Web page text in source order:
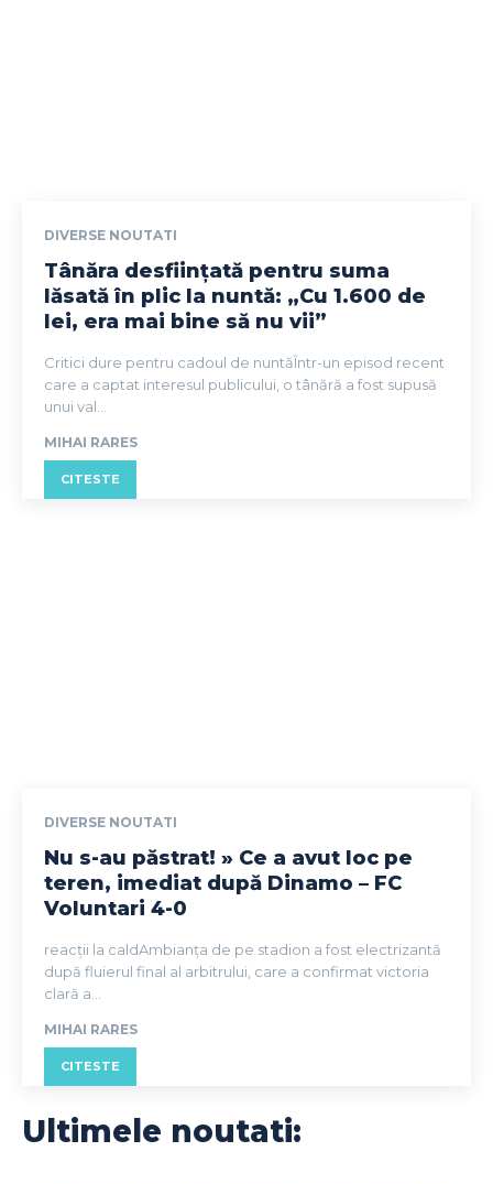
DIVERSE NOUTATI
Tânăra desființată pentru suma
lăsată în plic la nuntă: „Cu 1.600 de
lei, era mai bine să nu vii”
Critici dure pentru cadoul de nuntăÎntr-un episod recent
care a captat interesul publicului, o tânără a fost supusă
unui val...
MIHAI RARES
CITESTE
DIVERSE NOUTATI
Nu s-au păstrat! » Ce a avut loc pe
teren, imediat după Dinamo – FC
Voluntari 4-0
reacții la caldAmbianța de pe stadion a fost electrizantă
după fluierul final al arbitrului, care a confirmat victoria
clară a...
MIHAI RARES
CITESTE
Ultimele noutati: